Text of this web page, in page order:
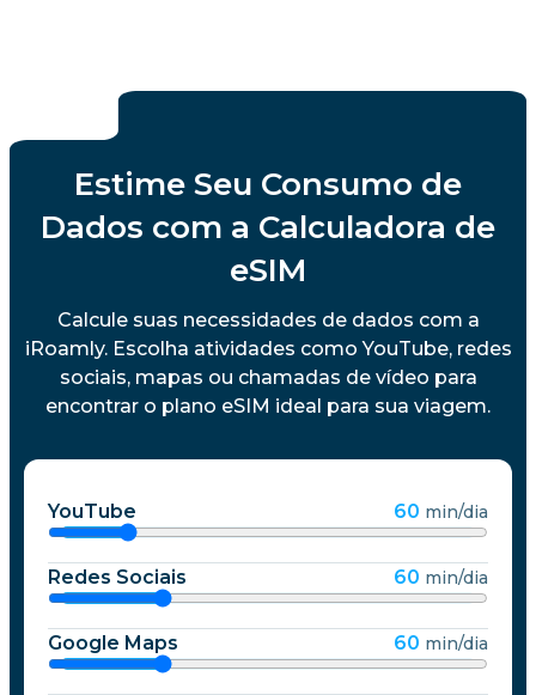
Estime Seu Consumo de
Dados com a Calculadora de
eSIM
Calcule suas necessidades de dados com a
iRoamly. Escolha atividades como YouTube, redes
sociais, mapas ou chamadas de vídeo para
encontrar o plano eSIM ideal para sua viagem.
YouTube 60 min/dia
Redes Sociais 60 min/dia
Google Maps 60 min/dia